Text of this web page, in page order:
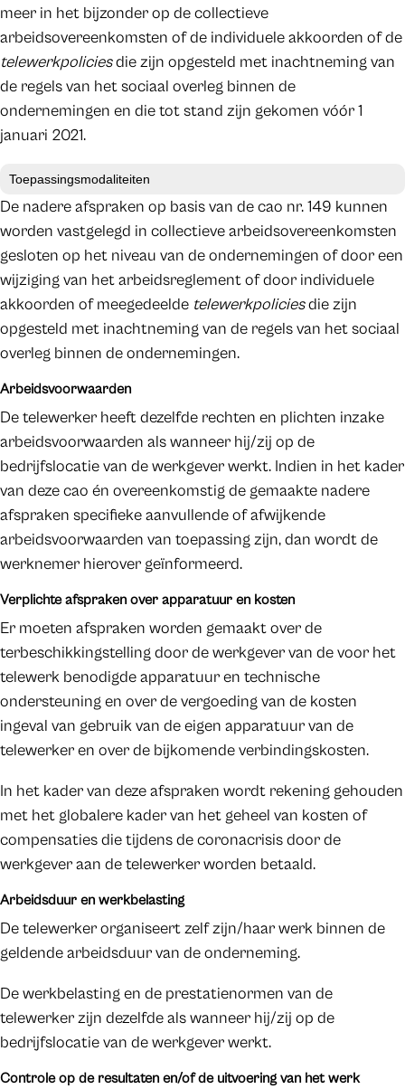
meer in het bijzonder op de collectieve
arbeidsovereenkomsten of de individuele akkoorden of de
telewerkpoliciesdie zijn opgesteld met inachtneming van
de regels van het sociaal overleg binnen de
ondernemingen en die tot stand zijn gekomen vóór 1
januari 2021.
Toepassingsmodaliteiten
De nadere afspraken op basis van de cao nr. 149 kunnen
worden vastgelegd in collectieve arbeidsovereenkomsten
gesloten op het niveau van de ondernemingen of door een
wijziging van het arbeidsreglement of door individuele
akkoorden of meegedeelde telewerkpoliciesdie zijn
opgesteld met inachtneming van de regels van het sociaal
overleg binnen de ondernemingen.
Arbeidsvoorwaarden
De telewerker heeft dezelfde rechten en plichten inzake
arbeidsvoorwaarden als wanneer hij/zij op de
bedrijfslocatie van de werkgever werkt. Indien in het kader
van deze cao én overeenkomstig de gemaakte nadere
afspraken specifieke aanvullende of afwijkende
arbeidsvoorwaarden van toepassing zijn, dan wordt de
werknemer hierover geïnformeerd.
Verplichte afspraken over apparatuur en kosten
Er moeten afspraken worden gemaakt over de
terbeschikkingstelling door de werkgever van de voor het
telewerk benodigde apparatuur en technische
ondersteuning en over de vergoeding van de kosten
ingeval van gebruik van de eigen apparatuur van de
telewerker en over de bijkomende verbindingskosten.
In het kader van deze afspraken wordt rekening gehouden
met het globalere kader van het geheel van kosten of
compensaties die tijdens de coronacrisis door de
werkgever aan de telewerker worden betaald.
Arbeidsduur en werkbelasting
De telewerker organiseert zelf zijn/haar werk binnen de
geldende arbeidsduur van de onderneming.
De werkbelasting en de prestatienormen van de
telewerker zijn dezelfde als wanneer hij/zij op de
bedrijfslocatie van de werkgever werkt.
Controle op de resultaten en/of de uitvoering van het werk